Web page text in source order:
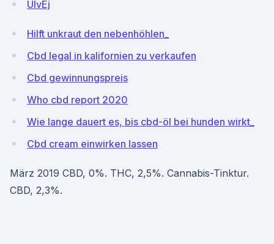
UlvEj
Hilft unkraut den nebenhöhlen_
Cbd legal in kalifornien zu verkaufen
Cbd gewinnungspreis
Who cbd report 2020
Wie lange dauert es, bis cbd-öl bei hunden wirkt_
Cbd cream einwirken lassen
März 2019 CBD, 0%. THC, 2,5%. Cannabis-Tinktur.
CBD, 2,3%.